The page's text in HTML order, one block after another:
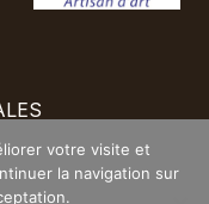
LIVRAISON
NEWSLETTER
votre visite et
la navigation sur